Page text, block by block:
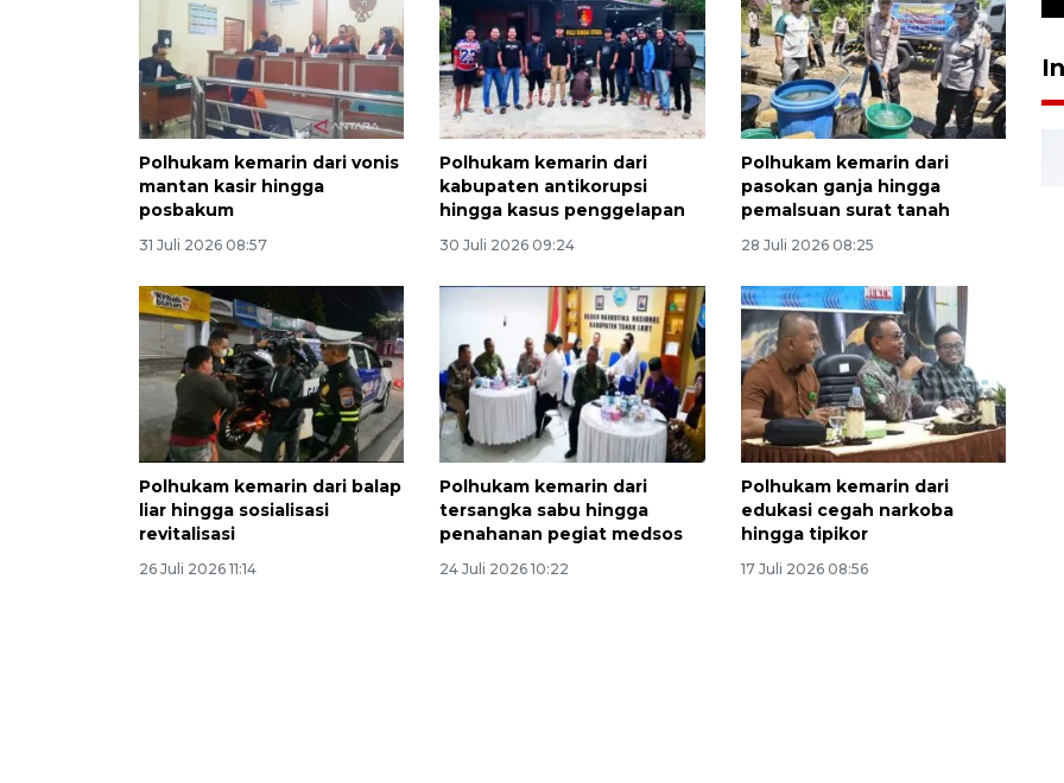
Polhukam kemarin dari vonis
mantan kasir hingga
posbakum
31 Juli 2026 08:57
Polhukam kemarin dari
kabupaten antikorupsi
hingga kasus penggelapan
30 Juli 2026 09:24
Polhukam kemarin dari
pasokan ganja hingga
pemalsuan surat tanah
28 Juli 2026 08:25
Polhukam kemarin dari balap
liar hingga sosialisasi
revitalisasi
26 Juli 2026 11:14
Polhukam kemarin dari
tersangka sabu hingga
penahanan pegiat medsos
24 Juli 2026 10:22
Polhukam kemarin dari
edukasi cegah narkoba
hingga tipikor
17 Juli 2026 08:56